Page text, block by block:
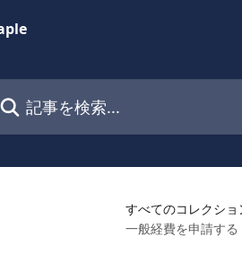
を検索...
すべてのコレクショ
一般経費を申請す